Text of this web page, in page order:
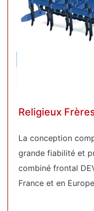
Religieux
La conception
grande fiabilité et
combiné frontal
France et en